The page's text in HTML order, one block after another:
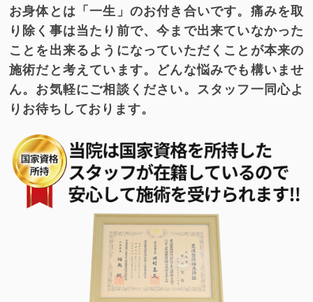
お身体とは「一生」のお付き合いです。痛みを取
り除く事は当たり前で、今まで出来ていなかった
ことを出来るようになっていただくことが本来の
施術だと考えています。どんな悩みでも構いませ
ん。お気軽にご相談ください。スタッフ一同心よ
りお待ちしております。